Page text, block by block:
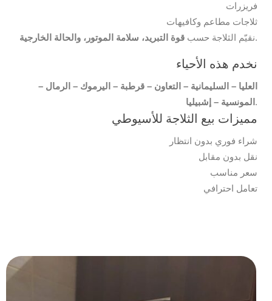
فريزرات
ثلاجات مطاعم وكافيهات
نقيّم الثلاجة حسب قوة التبريد، سلامة الموتور، والحالة الخارجية .
نخدم هذه الأحياء
العليا – السليمانية – التعاون – قرطبة – اليرموك – الرمال –
المونسية – إشبيليا .
مميزات بيع الثلاجة للأسيوطي
شراء فوري بدون انتظار
نقل بدون مقابل
سعر مناسب
تعامل احترافي